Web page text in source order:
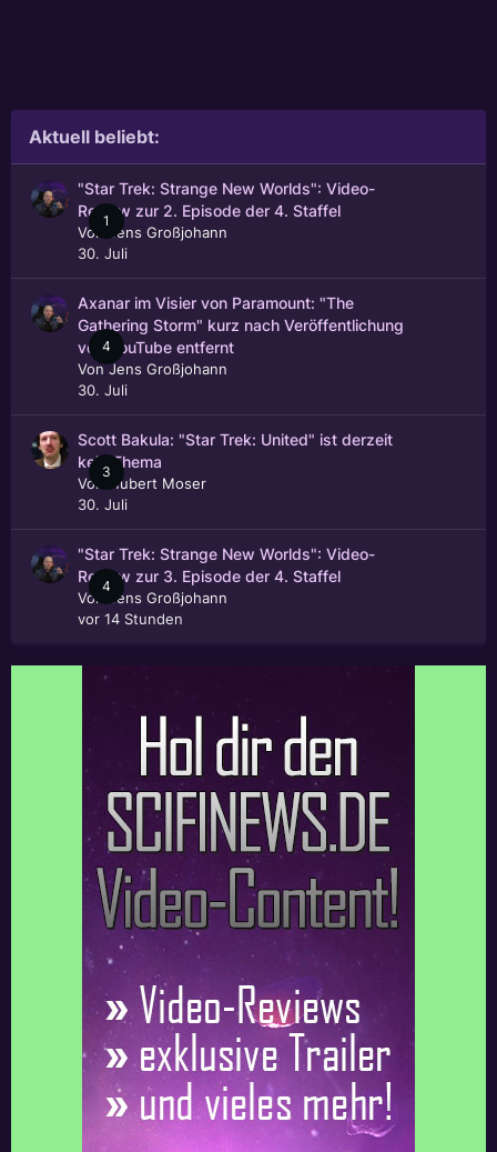
Aktuell beliebt:
1
"Star Trek: Strange New Worlds": Video-
Review zur 2. Episode der 4. Staffel
Von
Jens Großjohann
30. Juli
4
Axanar im Visier von Paramount: "The
Gathering Storm" kurz nach Veröffentlichung
von YouTube entfernt
VonJens Großjohann
30. Juli
3
Scott Bakula: "Star Trek: United" ist derzeit
kein Thema
Von
Hubert Moser
30. Juli
4
"Star Trek: Strange New Worlds": Video-
Review zur 3. Episode der 4. Staffel
Von
Jens Großjohann
vor 14 Stunden